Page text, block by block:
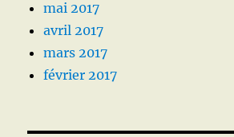
mai 2017
avril 2017
mars 2017
février 2017